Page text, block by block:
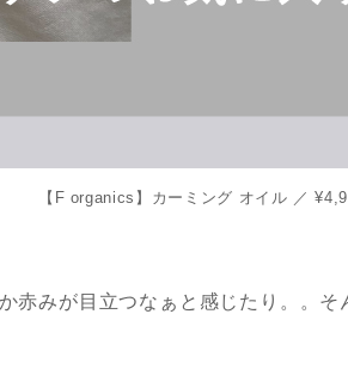
【F organics】カーミング オイル ／
赤みが目立つなぁと感じたり。。そ